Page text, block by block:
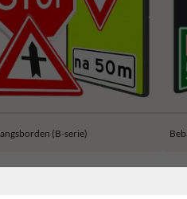
(B-serie)